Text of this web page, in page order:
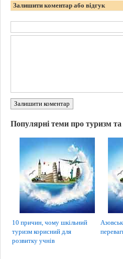
Залишити коментар або відгук
Залишити коментар
Популярні теми про туризм та
10 причин, чому шкільний
туризм корисний для
розвитку учнів